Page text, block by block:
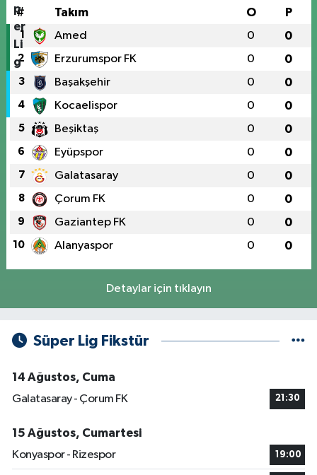
# Takım O P
1 Amed 0 0
2 Erzurumspor FK 0 0
3 Başakşehir 0 0
4 Kocaelispor 0 0
5 Beşiktaş 0 0
6 Eyüpspor 0 0
7 Galatasaray 0 0
8 Çorum FK 0 0
9 Gaziantep FK 0 0
10 Alanyaspor 0 0
Detaylar için tıklayın
Süper Lig Fikstür
14 Ağustos, Cuma
Galatasaray - Çorum FK
21:30
15 Ağustos, Cumartesi
Konyaspor - Rizespor
19:00